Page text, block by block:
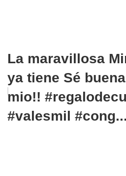
La maravillosa
ya tiene Sé
mio!!
#valesmil #cong...